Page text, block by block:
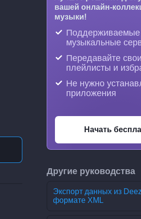
вашей онлайн-
музыки!
Поддерживаемые
музыкальные
Передавайте свои
плейлисты и
Не нужно
приложения
Начать
Другие руководства
Экспорт данных из
формате XML